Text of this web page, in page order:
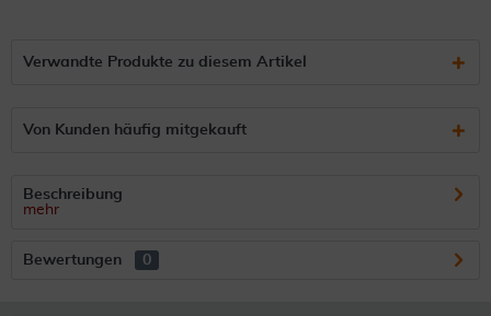
Verwandte Produkte zu diesem Artikel
Von Kunden häufig mitgekauft
Beschreibung
mehr
Bewertungen 0